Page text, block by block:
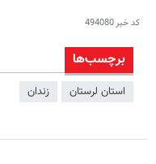
کد خبر494080
برچسب‌ها
استان لرستان زندان